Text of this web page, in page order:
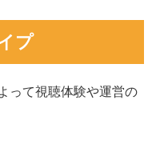
プ
って視聴体験や運営の